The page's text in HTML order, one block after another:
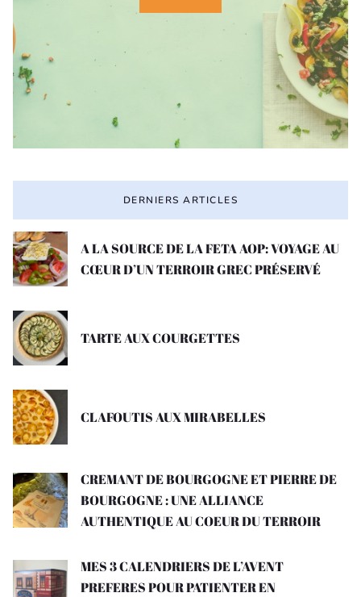
DERNIERS ARTICLES
A LA SOURCE DE LA FETA AOP: VOYAGE AU
CŒUR D’UN TERROIR GREC PRÉSERVÉ
TARTE AUX COURGETTES
CLAFOUTIS AUX MIRABELLES
CREMANT DE BOURGOGNE ET PIERRE DE
BOURGOGNE : UNE ALLIANCE
AUTHENTIQUE AU COEUR DU TERROIR
MES 3 CALENDRIERS DE L’AVENT
PREFERES POUR PATIENTER EN